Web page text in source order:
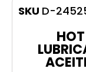
SKU D-